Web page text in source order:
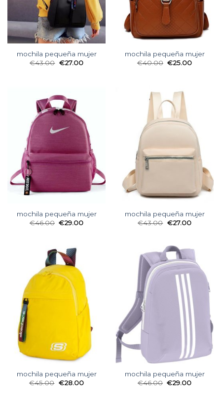
mochila pequeña mujer
€43.00 €27.00
mochila pequeña mujer
€40.00 €25.00
mochila pequeña mujer
€46.00 €29.00
mochila pequeña mujer
€43.00 €27.00
mochila pequeña mujer
€45.00 €28.00
mochila pequeña mujer
€46.00 €29.00